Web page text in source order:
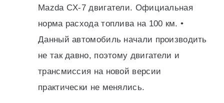
Mazda CX-7 двигатели. Официальная
норма расхода топлива на 100 км. •
Данный автомобиль начали производить
не так давно, поэтому двигатели и
трансмиссия на новой версии
практически не менялись.